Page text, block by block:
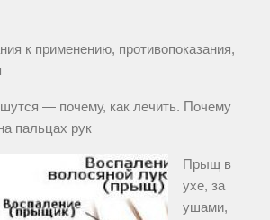
к применению, противопоказания,
— почему, как лечить. Почему
пальцах рук
Прыщ в
ухе, за
ушами,